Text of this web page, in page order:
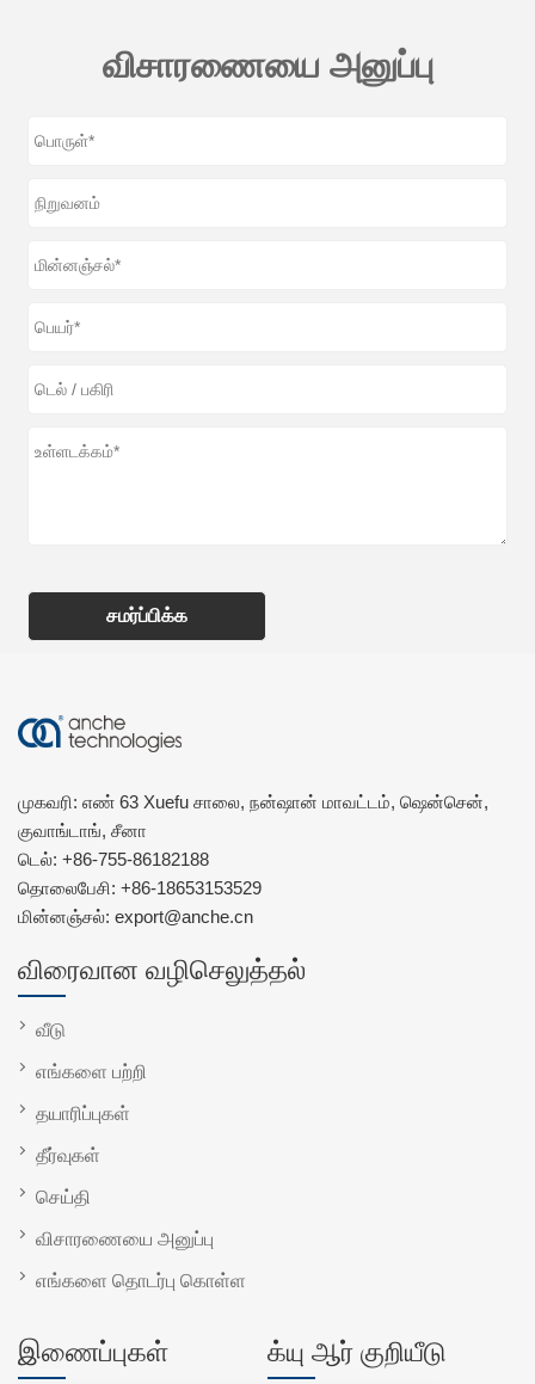
விசாரணையை அனுப்பு
சமர்ப்பிக்க
முகவரி: எண் 63 Xuefu சாலை, நன்ஷான் மாவட்டம், ஷென்சென்,
குவாங்டாங், சீனா
டெல்: +86-755-86182188
தொலைபேசி: +86-18653153529
மின்னஞ்சல்: export@anche.cn
விரைவான வழிசெலுத்தல்
வீடு
எங்களை பற்றி
தயாரிப்புகள்
தீர்வுகள்
செய்தி
விசாரணையை அனுப்பு
எங்களை தொடர்பு கொள்ள
இணைப்புகள் க்யு ஆர் குறியீடு